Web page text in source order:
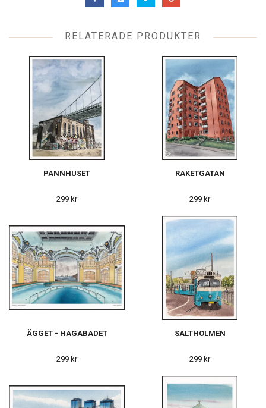
RELATERADE PRODUKTER
PANNHUSET
299 kr
RAKETGATAN
299 kr
ÄGGET - HAGABADET
299 kr
SALTHOLMEN
299 kr